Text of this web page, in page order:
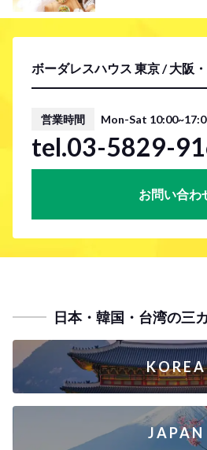
ボーダレスハウス 東京 / 大阪
営業時間 Mon-Sat
tel.03-5829-
お問い合わ
日本・韓国・台湾の三
KOREA
JAPAN